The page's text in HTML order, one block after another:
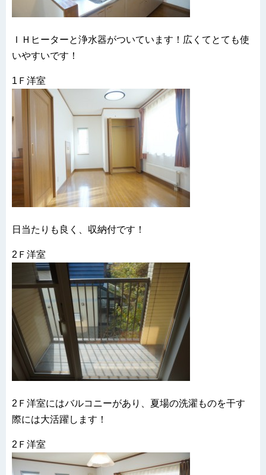
ＩＨヒーターと浄水器がついています！広くてとても使
いやすいです！
1Ｆ洋室
日当たりも良く、収納付です！
2Ｆ洋室
2Ｆ洋室にはバルコニーがあり、夏場の洗濯ものを干す
際には大活躍します！
2Ｆ洋室